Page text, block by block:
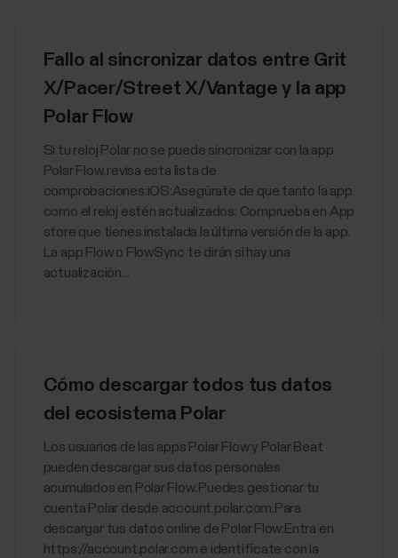
Fallo al sincronizar datos entre Grit
X/Pacer/Street X/Vantage y la app
Polar Flow
Si tu reloj Polar no se puede sincronizar con la app
Polar Flow, revisa esta lista de
comprobaciones:iOS:Asegúrate de que tanto la app
como el reloj estén actualizados: Comprueba en App
store que tienes instalada la última versión de la app.
La app Flow o FlowSync te dirán si hay una
actualización...
Cómo descargar todos tus datos
del ecosistema Polar
Los usuarios de las apps Polar Flow y Polar Beat
pueden descargar sus datos personales
acumulados en Polar Flow. Puedes gestionar tu
cuenta Polar desde account.polar.com.Para
descargar tus datos online de Polar Flow:Entra en
https://account.polar.com e identifícate con la